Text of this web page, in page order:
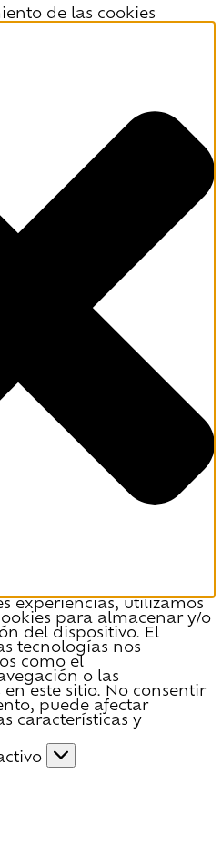
de las cookies
experiencias, utilizamos
para almacenar y/o
del dispositivo. El
tecnologías nos
como el
o las
este sitio. No consentir
puede afectar
características y